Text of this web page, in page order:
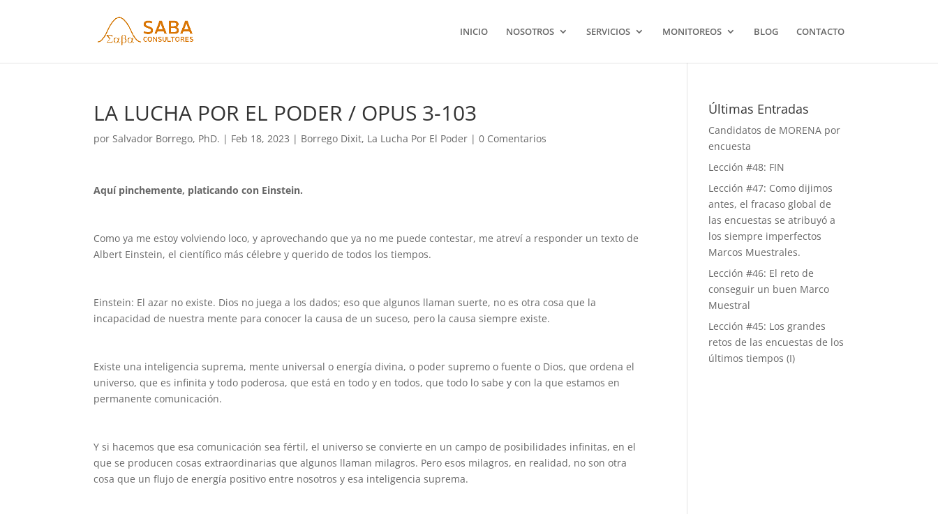
INICIO NOSOTROS SERVICIOS MONITOREOS BLOG CONTACTO
LA LUCHA POR EL PODER / OPUS 3-103
porSalvador Borrego, PhD. | Feb 18, 2023 | Borrego Dixit, La Lucha Por El Poder |0 Comentarios
Aquí pinchemente, platicando con Einstein.
Como ya me estoy volviendo loco, y aprovechando que ya no me puede contestar, me atreví a responder un texto de
Albert Einstein, el científico más célebre y querido de todos los tiempos.
Einstein: El azar no existe. Dios no juega a los dados; eso que algunos llaman suerte, no es otra cosa que la
incapacidad de nuestra mente para conocer la causa de un suceso, pero la causa siempre existe.
Existe una inteligencia suprema, mente universal o energía divina, o poder supremo o fuente o Dios, que ordena el
universo, que es infinita y todo poderosa, que está en todo y en todos, que todo lo sabe y con la que estamos en
permanente comunicación.
Y si hacemos que esa comunicación sea fértil, el universo se convierte en un campo de posibilidades infinitas, en el
que se producen cosas extraordinarias que algunos llaman milagros. Pero esos milagros, en realidad, no son otra
cosa que un flujo de energía positivo entre nosotros y esa inteligencia suprema.
Últimas Entradas
Candidatos de MORENA por
encuesta
Lección #48: FIN
Lección #47: Como dijimos
antes, el fracaso global de
las encuestas se atribuyó a
los siempre imperfectos
Marcos Muestrales.
Lección #46: El reto de
conseguir un buen Marco
Muestral
Lección #45: Los grandes
retos de las encuestas de los
últimos tiempos (I)